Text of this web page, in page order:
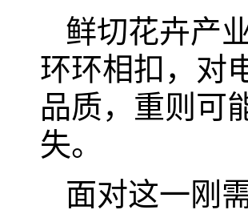
鲜切花卉产
环环相扣，对
品质，重则可
失。
面对这一刚